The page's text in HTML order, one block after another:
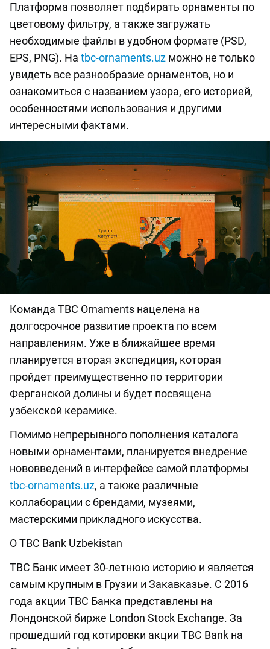
Платформа позволяет подбирать орнаменты по
цветовому фильтру, а также загружать
необходимые файлы в удобном формате (PSD,
EPS, PNG). На tbc-ornaments.uz можно не только
увидеть все разнообразие орнаментов, но и
ознакомиться с названием узора, его историей,
особенностями использования и другими
интересными фактами.
Команда TBC Ornaments нацелена на
долгосрочное развитие проекта по всем
направлениям. Уже в ближайшее время
планируется вторая экспедиция, которая
пройдет преимущественно по территории
Ферганской долины и будет посвящена
узбекской керамике.
Помимо непрерывного пополнения каталога
новыми орнаментами, планируется внедрение
нововведений в интерфейсе самой платформы
tbc-ornaments.uz, а также различные
коллаборации с брендами, музеями,
мастерскими прикладного искусства.
О TBC Bank Uzbekistan
ТВС Банк имеет 30-летнюю историю и является
самым крупным в Грузии и Закавказье. С 2016
года акции ТВС Банка представлены на
Лондонской бирже London Stock Exchange. За
прошедший год котировки акции TBC Bank на